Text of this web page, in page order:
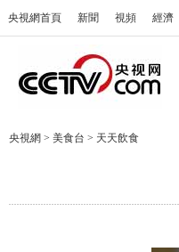
央視網首頁 新聞 視頻 經濟
央視網 > 美食台 > 天天飲食